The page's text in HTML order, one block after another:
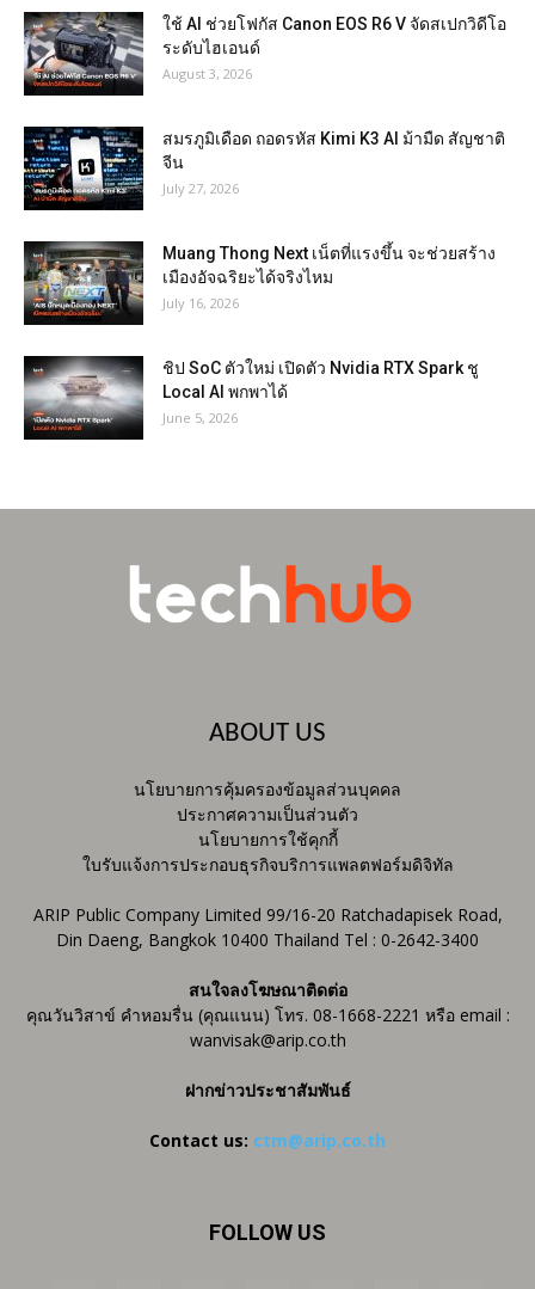
ใช้ AI ช่วยโฟกัส Canon EOS R6 V จัดสเปกวิดีโอ
ระดับไฮเอนด์
August 3, 2026
สมรภูมิเดือด ถอดรหัส Kimi K3 AI ม้ามืด สัญชาติ
จีน
July 27, 2026
Muang Thong Next เน็ตที่แรงขึ้น จะช่วยสร้าง
เมืองอัจฉริยะได้จริงไหม
July 16, 2026
ชิป SoC ตัวใหม่ เปิดตัว Nvidia RTX Spark ชู
Local AI พกพาได้
June 5, 2026
ABOUT US
นโยบายการคุ้มครองข้อมูลส่วนบุคคล
ประกาศความเป็นส่วนตัว
นโยบายการใช้คุกกี้
ใบรับแจ้งการประกอบธุรกิจบริการแพลตฟอร์มดิจิทัล
ARIP Public Company Limited 99/16-20 Ratchadapisek Road,
Din Daeng, Bangkok 10400 Thailand Tel : 0-2642-3400
สนใจลงโฆษณาติดต่อ
คุณวันวิสาข์ คำหอมรื่น (คุณแนน) โทร. 08-1668-2221 หรือ email :
wanvisak@arip.co.th
ฝากข่าวประชาสัมพันธ์
Contact us: ctm@arip.co.th
FOLLOW US